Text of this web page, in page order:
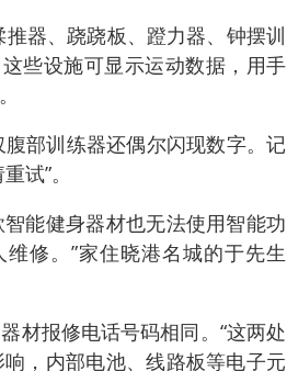
器、跷跷板、蹬力器、钟摆训
些设施可显示运动数据，用手
部训练器还偶尔闪现数字。记
试”。
能健身器材也无法使用智能功
修。”家住晓港名城的于先生
材报修电话号码相同。“这两处
，内部电池、线路板等电子元